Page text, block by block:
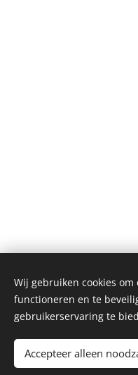
Wij gebruiken cookies
functioneren en te
gebruikerservaring te
Accepteer alleen